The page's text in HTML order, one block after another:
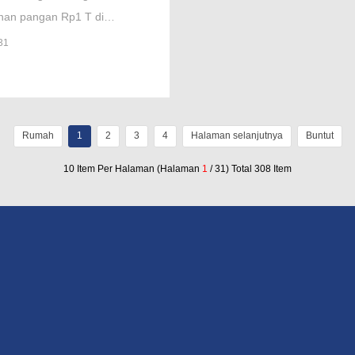
pangan Rp1 T di
Proyek strategis ini
Rumah 1 2 3 4 Halaman selanjutnya Buntut
10 Item Per Halaman (Halaman 1 / 31) Total 308 Item